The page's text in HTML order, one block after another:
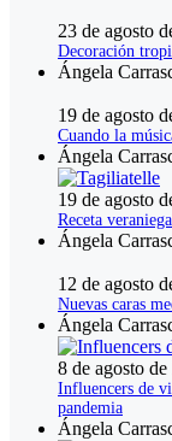
23 de agosto
Decoración
Ángela
19 de agosto
Cuando la
Ángela
19 de agosto
Receta
Ángela
12 de agosto
Nuevas caras
Ángela
8 de agosto
Influencers de
pandemia
Ángela